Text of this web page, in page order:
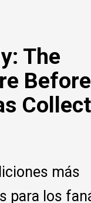
The
Before
más
para los